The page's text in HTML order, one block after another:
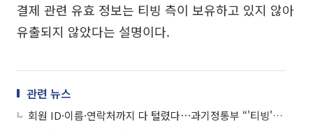
결제 관련 유효 정보는 티빙 측이 보유하고 있지 않아
유출되지 않았다는 설명이다.
관련 뉴스
회원 ID·이름·연락처까지 다 털렸다⋯과기정통부 “'티빙' 개인정보 유출 조사 착수”